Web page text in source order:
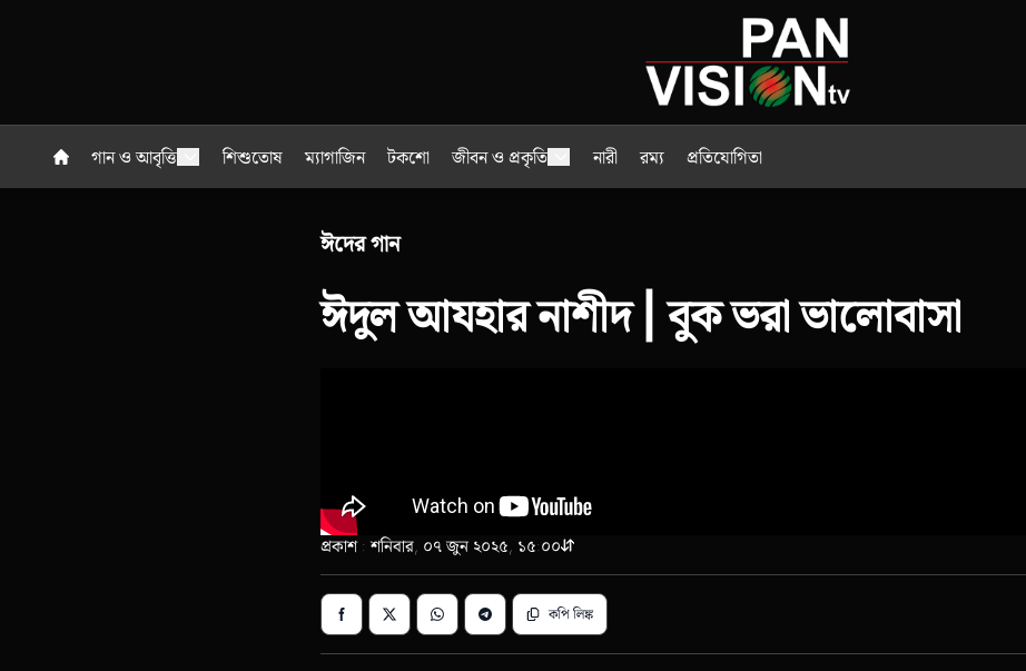
গান ও আবৃত্তি শিশুতোষ ম্যাগাজিন টকশো জীবন ও প্রকৃতি নারী রম্য প্রতিযোগিতা
ঈদের গান
ঈদুল আযহার নাশীদ | বুক ভরা ভালোবাসা
প্রকাশ : শনিবার, ০৭ জুন ২০২৫, ১৫:০০
কপি লিঙ্ক